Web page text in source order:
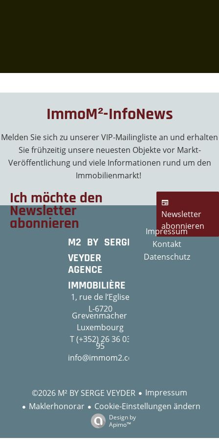
ImmoM²-InfoNews
Melden Sie sich zu unserer VIP-Mailingliste an und erhalten
Sie frühzeitig unsere neuesten Objekte vor Markt-
Veröffentlichung und viele Informationen rund um den
Immobilienmarkt!
Ich möchte den
Newsletter
abonnieren
Newsletter
abonnieren
M2 BY SERGE
VEYDER
AGENCE
IMMOBILIÈRE
1, rue de l‘Eglise
L-6720
Grevenmacher
Luxembourg
T (+352) 26 36 03
95
info@immom2.com
Impressum
Kontakt
Datenschutz
©2026 M² BY SERGE VEYDER
Impressum
Maklerhonorar
Cookie-Einstellungen ändern
Design by
Apimo™